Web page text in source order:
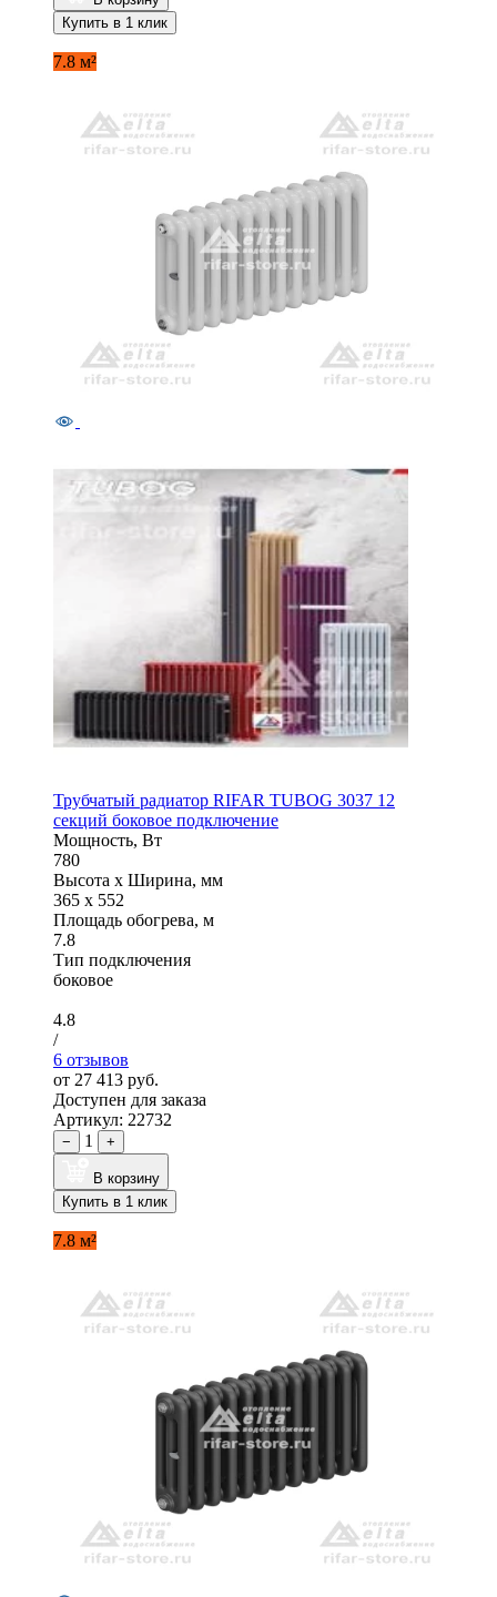
Купить в 1 клик
7.8 м²
Трубчатый радиатор RIFAR TUBOG 3037 12
секций боковое подключение
Мощность, Вт
780
Высота x Ширина, мм
365 x 552
Площадь обогрева, м
7.8
Тип подключения
боковое
4.8
/
6 отзывов
от 27 413 руб.
Доступен для заказа
Артикул: 22732
− 1 +
В корзину
Купить в 1 клик
7.8 м²